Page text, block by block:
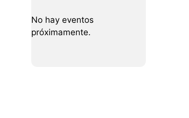
No hay eventos
próximamente.